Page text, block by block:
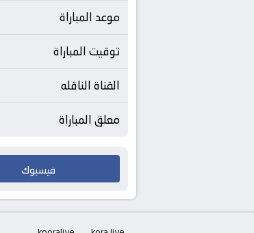
موعد المباراة
توقيت المباراة
القناة الناقله
معلق المباراة
فيسبوك